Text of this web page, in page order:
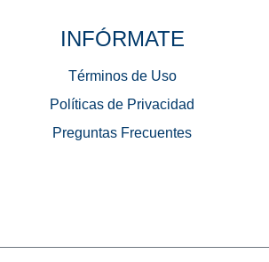
INFÓRMATE
Términos de Uso
Políticas de Privacidad
Preguntas Frecuentes